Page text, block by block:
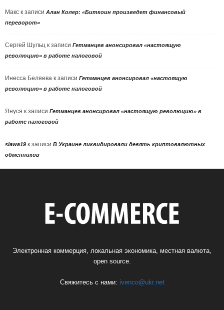
Макс к записи Алан Колер: «Биткоин произведет финансовый
переворот»
Сергей Шульц к записи Гетманцев анонсировал «настоящую
революцию» в работе налоговой
Инесса Беляева к записи Гетманцев анонсировал «настоящую
революцию» в работе налоговой
Януся к записи Гетманцев анонсировал «настоящую революцию» в
работе налоговой
slawa19 к записи В Украине ликвидировали девять криптовалютных
обменников
Электронная коммерция, локальная экономика, местная валюта,
open source.
Свяжитесь с нами: ivenco@ukr.net